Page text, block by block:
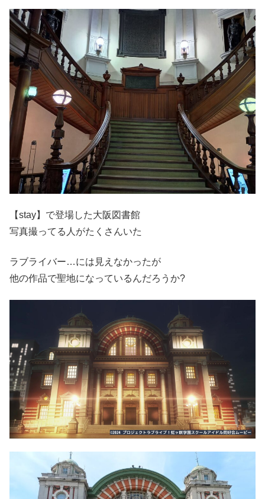
【stay】で登場した大阪図書館
写真撮ってる人がたくさんいた
ラブライバー…には見えなかったが
他の作品で聖地になっているんだろうか?